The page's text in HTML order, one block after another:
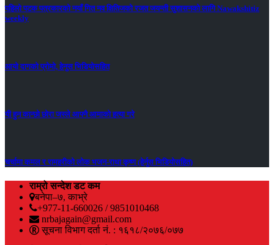
पहिलो पटक पत्रकारको नयाँ गित नव क्षितिजको रजत जयन्ती सुशासनको लागि Nawakshitiz
weekly
आयो दागको प्रोमो, हेनुस भिडियोसहित
यी हुन कान्छो छोरा जस्ले आफ्नै आमाको हत्या गरे
चर्चामा कमल र रामहरीको लोक भजन-राधा कृष्ण (हेर्नुस भिडियोसहित)
राम्रो सन्देश डट कम
बनेपा–७, काभ्रे
+977-11-660026 / 9851010468
nrbajagain@gmail.com
सूचना विभाग दर्ता नं. : १६१८/२०७६/०७७